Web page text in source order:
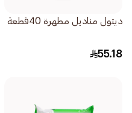
ديتول مناديل مطهرة 40قطعة
55.18